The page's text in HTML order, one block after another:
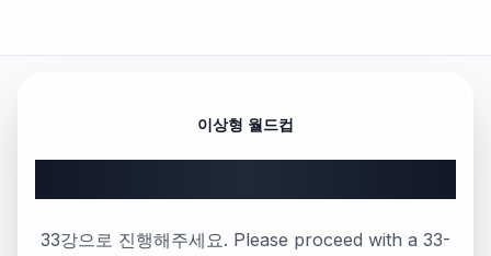
이상형 월드컵
33강으로 진행해주세요. Please proceed with a 33-